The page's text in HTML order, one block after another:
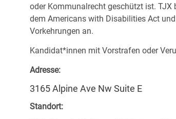
oder Kommunalrecht geschützt ist.
dem Americans with Disabilities Act
Vorkehrungen an.
Kandidat*innen mit Vorstrafen oder
Adresse:
3165 Alpine Ave Nw Suite E
Standort: